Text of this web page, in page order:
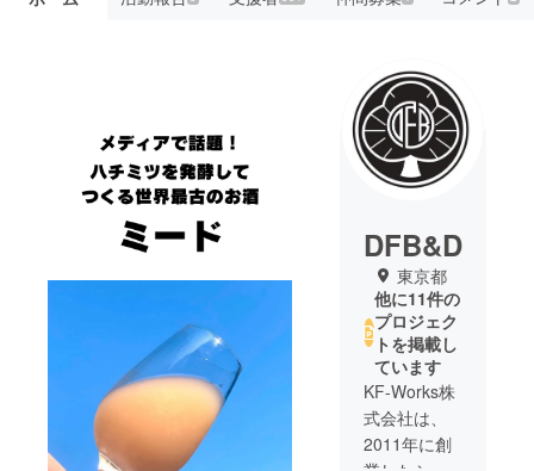
DFB&D
東京都
他に11件の
プロジェク
トを掲載し
ています
KF-Works株
式会社は、
2011年に創